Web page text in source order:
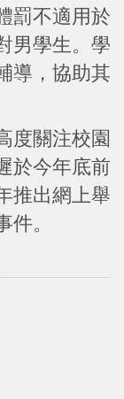
罰不適用於
男學生。學
導，協助其
度關注校園
於今年底前
推出網上舉
。